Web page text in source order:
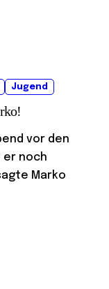
Jugend
vor den
er noch
Marko